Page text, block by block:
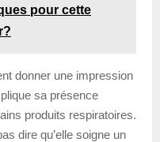
pour cette
donner une impression
sa présence
produits respiratoires.
dire qu’elle soigne un